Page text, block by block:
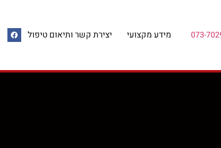
073- מידע מקצועי יצירת קשר ותיאום טיפול